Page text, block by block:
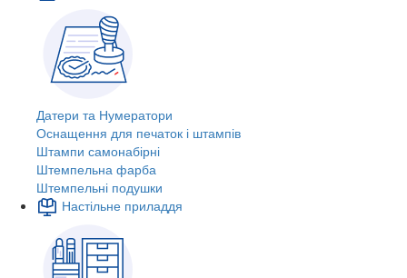
Датери та Нумератори
Оснащення для печаток і штампів
Штампи самонабірні
Штемпельна фарба
Штемпельні подушки
Настільне приладдя